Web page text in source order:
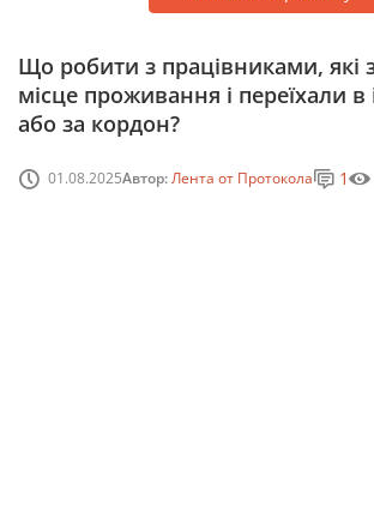
Що робити з працівниками, які
місце проживання і переїхали
або за кордон?
01.08.2025Автор:Лента от Протокола 1